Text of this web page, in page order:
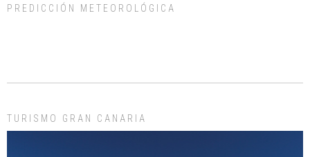
Este gato macho ha aparecido en la calle hace menos de un mes, es muy
PREDICCIÓN METEOROLÓGICA
TURISMO GRAN CANARIA